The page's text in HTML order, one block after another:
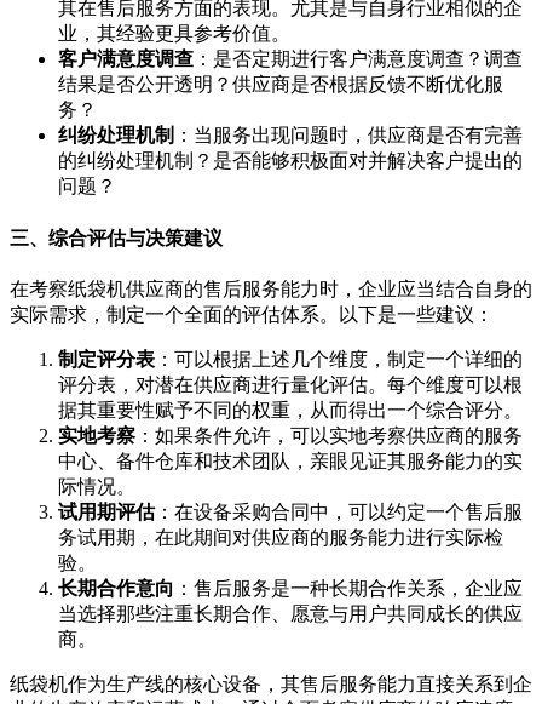
其在售后服务方面的表现。尤其是与自身行业相似的企
业，其经验更具参考价值。
客户满意度调查 ：是否定期进行客户满意度调查？调查
结果是否公开透明？供应商是否根据反馈不断优化服
务？
纠纷处理机制 ：当服务出现问题时，供应商是否有完善
的纠纷处理机制？是否能够积极面对并解决客户提出的
问题？
三、综合评估与决策建议
在考察纸袋机供应商的售后服务能力时，企业应当结合自身的
实际需求，制定一个全面的评估体系。以下是一些建议：
制定评分表 ：可以根据上述几个维度，制定一个详细的
评分表，对潜在供应商进行量化评估。每个维度可以根
据其重要性赋予不同的权重，从而得出一个综合评分。
实地考察 ：如果条件允许，可以实地考察供应商的服务
中心、备件仓库和技术团队，亲眼见证其服务能力的实
际情况。
试用期评估：在设备采购合同中，可以约定一个售后服
务试用期，在此期间对供应商的服务能力进行实际检
验。
长期合作意向 ：售后服务是一种长期合作关系，企业应
当选择那些注重长期合作、愿意与用户共同成长的供应
商。
纸袋机作为生产线的核心设备，其售后服务能力直接关系到企